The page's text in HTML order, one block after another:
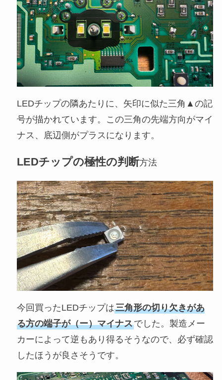
LEDチップの隣あたりに、矢印に似た三角▲の記
号が描かれています。この三角の先端方向がマイ
ナス、底辺側がプラスになります。
LEDチップの極性の判断方法
今回買ったLEDチップは三角形の切り欠きがあ
る方の端子が（ー）マイナスでした。製造メー
カーによって逆もあり得るそうなので、必ず確認
したほうが良さそうです。